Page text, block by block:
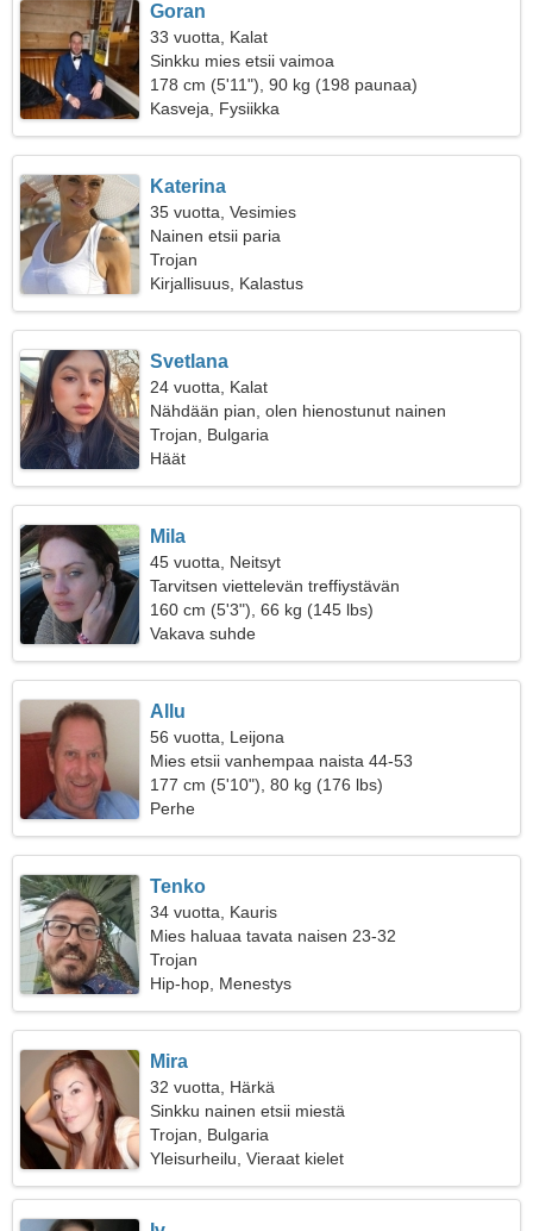
Goran
33 vuotta, Kalat
Sinkku mies etsii vaimoa
178 cm (5'11"), 90 kg (198 paunaa)
Kasveja, Fysiikka
Katerina
35 vuotta, Vesimies
Nainen etsii paria
Trojan
Kirjallisuus, Kalastus
Svetlana
24 vuotta, Kalat
Nähdään pian, olen hienostunut nainen
Trojan, Bulgaria
Häät
Mila
45 vuotta, Neitsyt
Tarvitsen viettelevän treffiystävän
160 cm (5'3"), 66 kg (145 lbs)
Vakava suhde
Allu
56 vuotta, Leijona
Mies etsii vanhempaa naista 44-53
177 cm (5'10"), 80 kg (176 lbs)
Perhe
Tenko
34 vuotta, Kauris
Mies haluaa tavata naisen 23-32
Trojan
Hip-hop, Menestys
Mira
32 vuotta, Härkä
Sinkku nainen etsii miestä
Trojan, Bulgaria
Yleisurheilu, Vieraat kielet